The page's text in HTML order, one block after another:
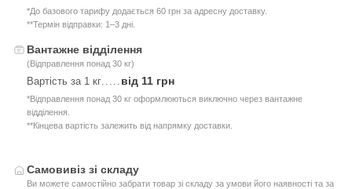
*До базового тарифу додається 60 грн за адресну доставку.
**Термін відправки: 1–3 дні.
Вантажне відділення
(Відправлення понад 30 кг)
Вартість за 1 кг від 11 грн
*Відправлення понад 30 кг оформлюються виключно через вантажне
відділення.
**Кінцева вартість залежить від напрямку доставки.
Самовивіз зі складу
Ви можете самостійно забрати товар зі складу за умови його наявності та за